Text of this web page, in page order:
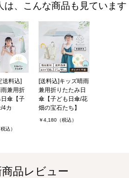
は、こんな商品も見ています
送料込]
兼用折
日傘【子
4カ
込）
[送料込]キッズ晴雨
兼用折りたたみ日
傘【子ども日傘/花
畑の宝石たち】
￥4,180（税込）
品レビュー